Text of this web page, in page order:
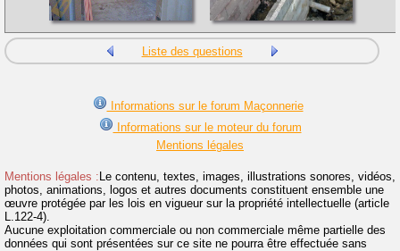
Liste des questions
Informations sur le forum Maçonnerie
Informations sur le moteur du forum
Mentions légales
Mentions légales : Le contenu, textes, images, illustrations sonores, vidéos,
photos, animations, logos et autres documents constituent ensemble une
œuvre protégée par les lois en vigueur sur la propriété intellectuelle (article
L.122-4).
Aucune exploitation commerciale ou non commerciale même partielle des
données qui sont présentées sur ce site ne pourra être effectuée sans